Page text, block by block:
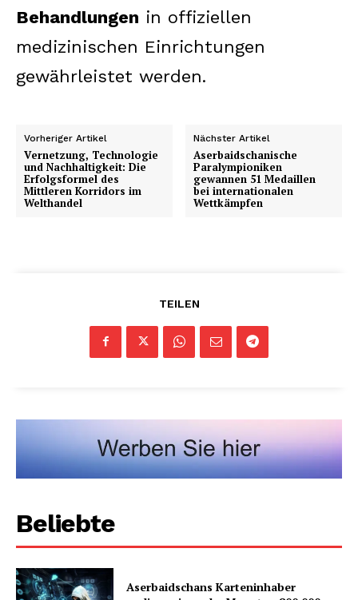
Behandlungen in offiziellen
medizinischen Einrichtungen
gewährleistet werden.
Vorheriger Artikel
Vernetzung, Technologie
und Nachhaltigkeit: Die
Erfolgsformel des
Mittleren Korridors im
Welthandel
Nächster Artikel
Aserbaidschanische
Paralympioniken
gewannen 51 Medaillen
bei internationalen
Wettkämpfen
TEILEN
Beliebte
Aserbaidschans Karteninhaber